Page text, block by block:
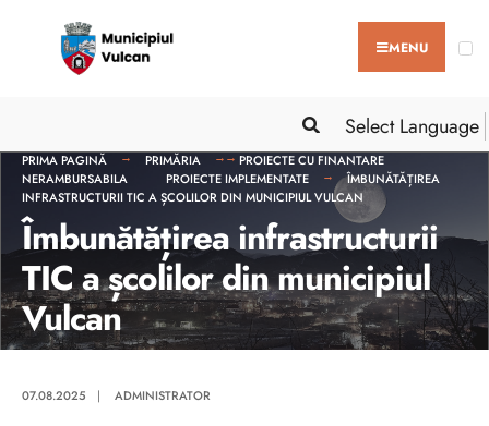
MENU
Select Language
PRIMA PAGINĂ PRIMĂRIA
PROIECTE CU FINANTARE
NERAMBURSABILA
PROIECTE IMPLEMENTATE
ÎMBUNĂTĂȚIREA
INFRASTRUCTURII TIC A ȘCOLILOR DIN MUNICIPIUL VULCAN
Îmbunătățirea infrastructurii
TIC a școlilor din municipiul
Vulcan
07.08.2025 | ADMINISTRATOR